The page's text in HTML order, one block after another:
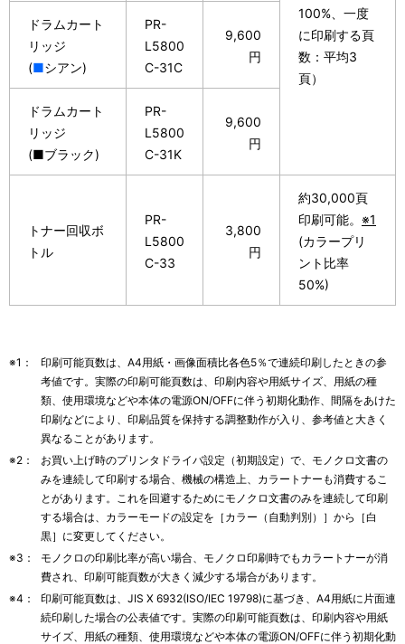
100%、一度
に印刷する頁
数：平均3
頁）
ドラムカート
リッジ
(■シアン)
PR-
L5800
C-31C
9,600
円
ドラムカート
リッジ
(■ブラック)
PR-
L5800
C-31K
9,600
円
トナー回収ボ
トル
PR-
L5800
C-33
3,800
円
約30,000頁
印刷可能。 ※1
(カラープリ
ント比率
50%)
※1：
印刷可能頁数は、A4用紙・画像面積比各色5％で連続印刷したときの参
考値です。実際の印刷可能頁数は、印刷内容や用紙サイズ、用紙の種
類、使用環境などや本体の電源ON/OFFに伴う初期化動作、間隔をあけた
印刷などにより、印刷品質を保持する調整動作が入り、参考値と大きく
異なることがあります。
※2：
お買い上げ時のプリンタドライバ設定（初期設定）で、モノクロ文書の
みを連続して印刷する場合、機械の構造上、カラートナーも消費するこ
とがあります。これを回避するためにモノクロ文書のみを連続して印刷
する場合は、カラーモードの設定を［カラー（自動判別）］から［白
黒］に変更してください。
※3：
モノクロの印刷比率が高い場合、モノクロ印刷時でもカラートナーが消
費され、印刷可能頁数が大きく減少する場合があります。
※4：
印刷可能頁数は、JIS X 6932(ISO/IEC 19798)に基づき、A4用紙に片面連
続印刷した場合の公表値です。実際の印刷可能頁数は、印刷内容や用紙
サイズ、用紙の種類、使用環境などや本体の電源ON/OFFに伴う初期化動